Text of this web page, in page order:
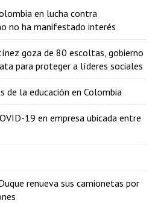
en lucha contra
no ha manifestado interés
goza de 80 escoltas, gobierno
para proteger a líderes sociales
de la educación en Colombia
19 en empresa ubicada entre
renueva sus camionetas por